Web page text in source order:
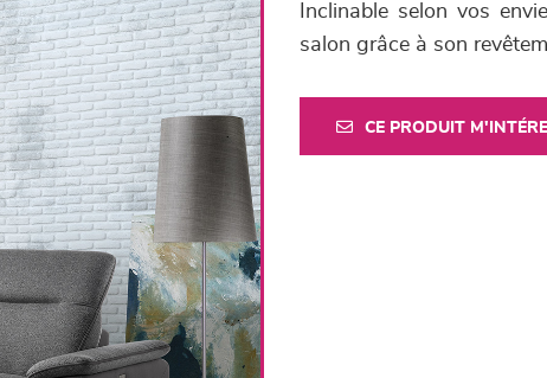
Inclinable selon vos
salon grâce à son
CE PRODUIT